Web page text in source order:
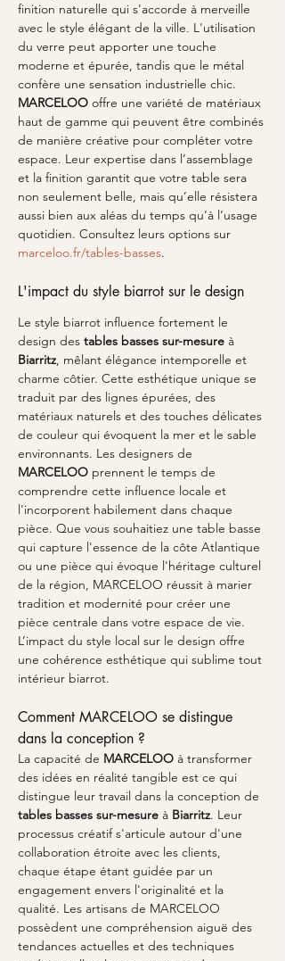
finition naturelle qui s'accorde à merveille
avec le style élégant de la ville. L'utilisation
du verre peut apporter une touche
moderne et épurée, tandis que le métal
confère une sensation industrielle chic.
MARCELOO offre une variété de matériaux
haut de gamme qui peuvent être combinés
de manière créative pour compléter votre
espace. Leur expertise dans l’assemblage
et la finition garantit que votre table sera
non seulement belle, mais qu’elle résistera
aussi bien aux aléas du temps qu’à l’usage
quotidien. Consultez leurs options sur
marceloo.fr/tables-basses.
L'impact du style biarrot sur le design
Le style biarrot influence fortement le
design des tables basses sur-mesure à
Biarritz, mêlant élégance intemporelle et
charme côtier. Cette esthétique unique se
traduit par des lignes épurées, des
matériaux naturels et des touches délicates
de couleur qui évoquent la mer et le sable
environnants. Les designers de
MARCELOO prennent le temps de
comprendre cette influence locale et
l'incorporent habilement dans chaque
pièce. Que vous souhaitiez une table basse
qui capture l'essence de la côte Atlantique
ou une pièce qui évoque l'héritage culturel
de la région, MARCELOO réussit à marier
tradition et modernité pour créer une
pièce centrale dans votre espace de vie.
L’impact du style local sur le design offre
une cohérence esthétique qui sublime tout
intérieur biarrot.
Comment MARCELOO se distingue
dans la conception ?
La capacité de MARCELOO à transformer
des idées en réalité tangible est ce qui
distingue leur travail dans la conception de
tables basses sur-mesure à Biarritz. Leur
processus créatif s'articule autour d'une
collaboration étroite avec les clients,
chaque étape étant guidée par un
engagement envers l'originalité et la
qualité. Les artisans de MARCELOO
possèdent une compréhension aiguë des
tendances actuelles et des techniques